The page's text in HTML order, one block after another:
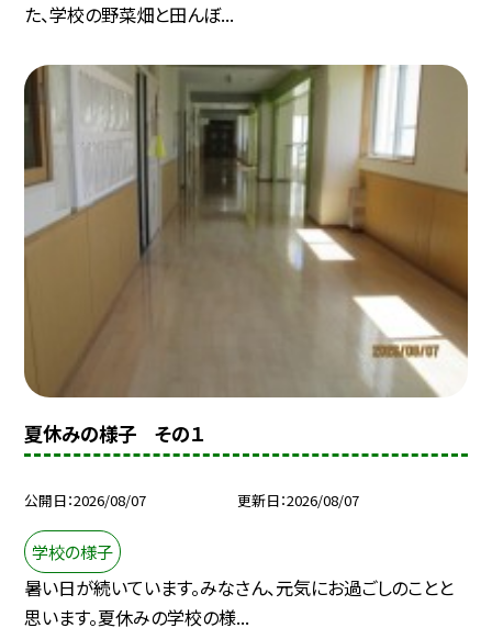
た、学校の野菜畑と田んぼ...
夏休みの様子 その１
公開日 2026/08/07 更新日 2026/08/07
学校の様子
暑い日が続いています。みなさん、元気にお過ごしのことと
思います。夏休みの学校の様...